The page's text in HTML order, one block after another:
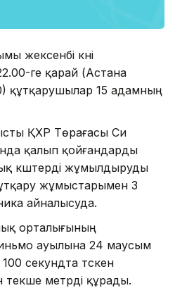
жексенбі күні
ге қарай (Астана
құтқарушылар 15 адамның
ҚХР Төрағасы Си
қалып қойғандарды
күштерді жұмылдыруды
жұмыстарымен 3
айналысуда.
орталығының
ауылына 24 маусым
100 секундта түскен
текше метрді құрады.